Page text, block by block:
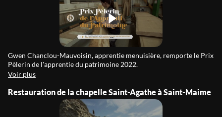
Gwen Chanclou-Mauvoisin, apprentie menuisière, remporte le Prix
Pèlerin de l'apprentie du patrimoine 2022.
Voir plus
Restauration de la chapelle Saint-Agathe à Saint-Maime